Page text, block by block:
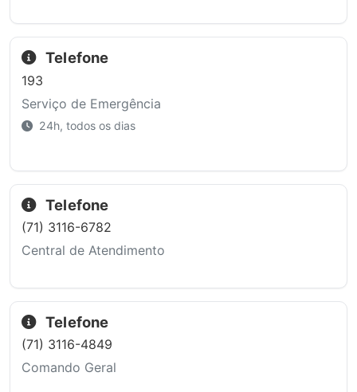
Telefone
193
Serviço de Emergência
24h, todos os dias
Telefone
(71) 3116-6782
Central de Atendimento
Telefone
(71) 3116-4849
Comando Geral